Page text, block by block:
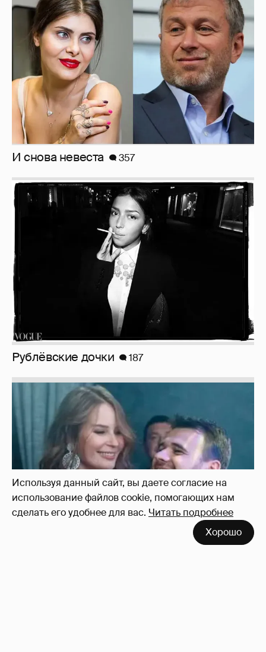
Используя данный сайт, вы даете согласие на
использование файлов cookie, помогающих нам
сделать его удобнее для вас. Читать подробнее
Хорошо
И снова невеста 357
Рублёвские дочки 187
Неужели правда?